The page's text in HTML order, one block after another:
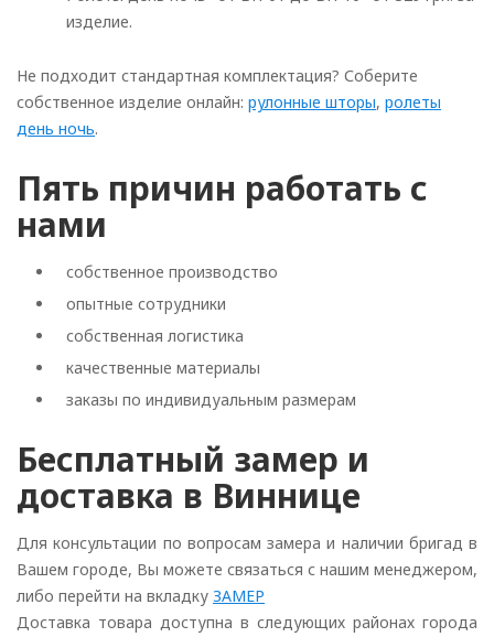
изделие.
Не подходит стандартная комплектация? Соберите
собственное изделие онлайн: рулонные шторы, ролеты
день ночь.
Пять причин работать с
нами
собственное производство
опытные сотрудники
собственная логистика
качественные материалы
заказы по индивидуальным размерам
Бесплатный замер и
доставка в Виннице
Для консультации по вопросам замера и наличии бригад в
Вашем городе, Вы можете связаться с нашим менеджером,
либо перейти на вкладку ЗАМЕР
Доставка товара доступна в следующих районах города